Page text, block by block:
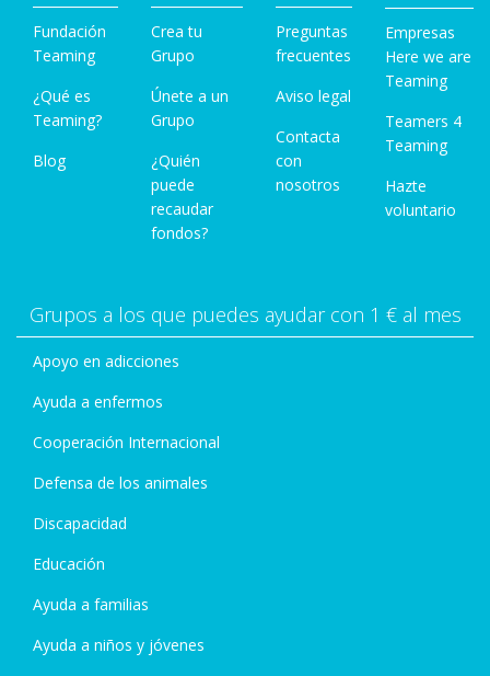
Fundación
Teaming
¿Qué es
Teaming?
Blog
Crea tu
Grupo
Únete a un
Grupo
¿Quién
puede
recaudar
fondos?
Preguntas
frecuentes
Aviso legal
Contacta
con
nosotros
Empresas
Here we are
Teaming
Teamers 4
Teaming
Hazte
voluntario
Grupos a los que puedes ayudar con 1 € al mes
Apoyo en adicciones
Ayuda a enfermos
Cooperación Internacional
Defensa de los animales
Discapacidad
Educación
Ayuda a familias
Ayuda a niños y jóvenes